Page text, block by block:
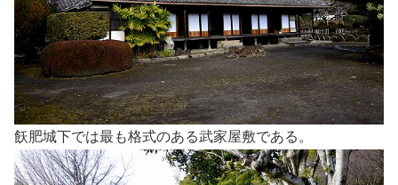
飫肥城下では最も格式のある武家屋敷である。